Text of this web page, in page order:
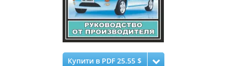
Купити в PDF 25.55 $